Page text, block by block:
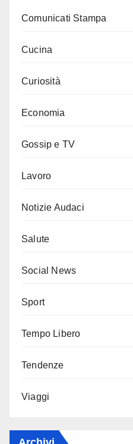
Comunicati Stampa
Cucina
Curiosità
Economia
Gossip e TV
Lavoro
Notizie Audaci
Salute
Social News
Sport
Tempo Libero
Tendenze
Viaggi